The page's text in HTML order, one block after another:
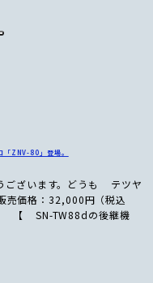
ZNV-80」登場。
ございます。どうも テツヤ
価格：32,000円（税込
【 SN-TW88dの後継機